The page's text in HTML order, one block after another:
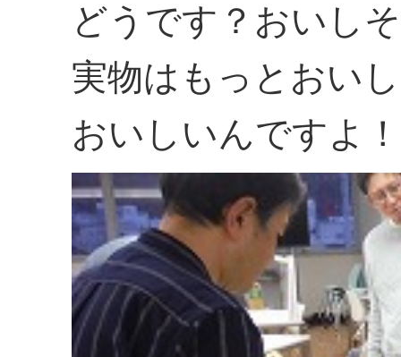
どうです？おいし
実物はもっとおい
おいしいんですよ！